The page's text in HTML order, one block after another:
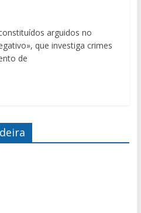
arguidos no
que investiga crimes
de